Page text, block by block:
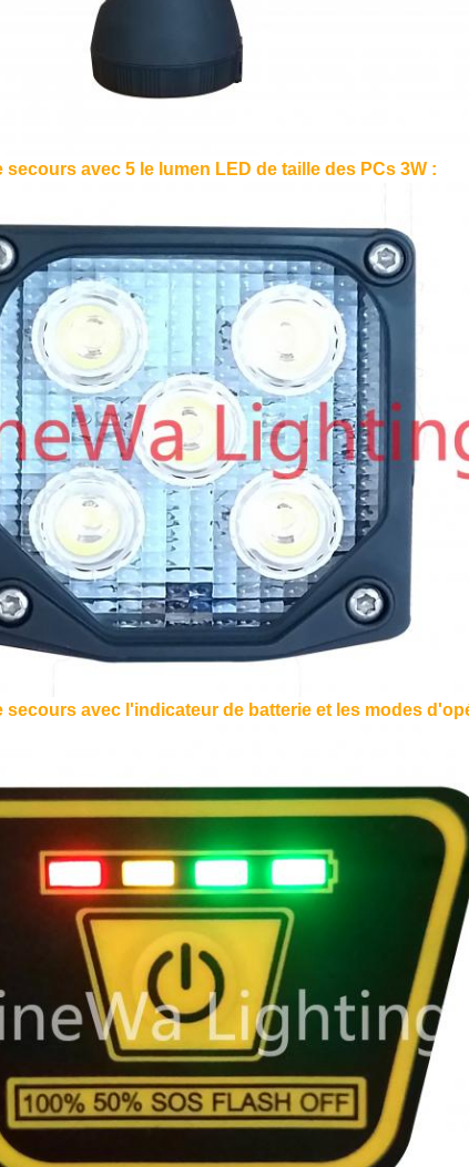
secours avec 5 le lumen LED de taille des PCs 3W :
secours avec l'indicateur de batterie et les modes